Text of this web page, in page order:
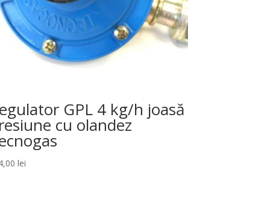
GPL 4 kg/h joasă
cu olandez
lei